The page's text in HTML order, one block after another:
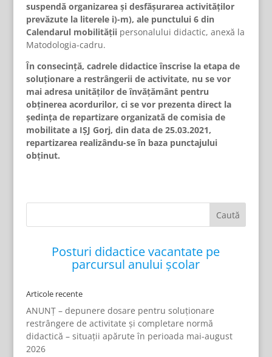
suspendă organizarea şi desfăşurarea activităţilor
prevăzute la literele i)-m), ale punctului 6 din
Calendarul mobilitățiipersonalului didactic, anexă la
Matodologia-cadru.
În consecință, cadrele didactice înscrise la etapa de
soluționare a restrângerii de activitate, nu se vor
mai adresa unităților de învățământ pentru
obținerea acordurilor, ci se vor prezenta direct la
ședința de repartizare organizată de comisia de
mobilitate a IȘJ Gorj, din data de 25.03.2021,
repartizarea realizându-se în baza punctajului
obținut.
Posturi didactice vacantate pe
parcursul anului școlar
Articole recente
ANUNȚ – depunere dosare pentru soluționare
restrângere de activitate și completare normă
didactică – situații apărute în perioada mai-august
2026